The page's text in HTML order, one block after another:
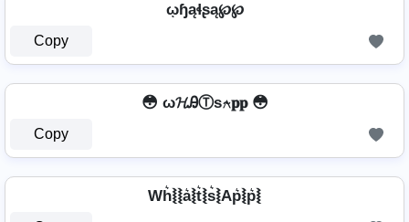
ῳɧąɬʂą℘℘
Copy
😳 ω𝓗ᎯⓉѕ⍲𝐩𝐩 😳
Copy
Wh͛⦚⦚a͛⦚t͛⦚s͛⦚Ap͛⦚p͛⦚